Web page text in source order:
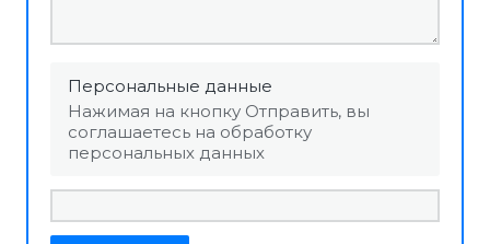
Персональные данные
Нажимая на кнопку Отправить, вы
соглашаетесь на обработку
персональных данных